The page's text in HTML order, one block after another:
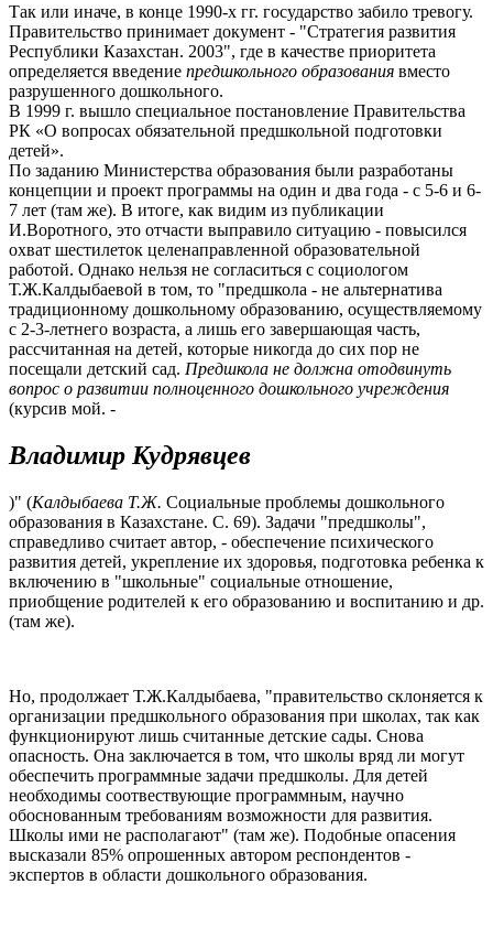
Так или иначе, в конце 1990-х гг. государство забило тревогу.
Правительство принимает документ - "Стратегия развития
Республики Казахстан. 2003", где в качестве приоритета
определяется введение предшкольного образования вместо
разрушенного дошкольного.
В 1999 г. вышло специальное постановление Правительства
РК «О вопросах обязательной предшкольной подготовки
детей».
По заданию Министерства образования были разработаны
концепции и проект программы на один и два года - с 5-6 и 6-
7 лет (там же). В итоге, как видим из публикации
И.Воротного, это отчасти выправило ситуацию - повысился
охват шестилеток целенаправленной образовательной
работой. Однако нельзя не согласиться с социологом
Т.Ж.Калдыбаевой в том, то "предшкола - не альтернатива
традиционному дошкольному образованию, осуществляемому
с 2-3-летнего возраста, а лишь его завершающая часть,
рассчитанная на детей, которые никогда до сих пор не
посещали детский сад. Предшкола не должна отодвинуть
вопрос о развитии полноценного дошкольного учреждения
(курсив мой. -
Владимир Кудрявцев
)" (Калдыбаева Т.Ж. Социальные проблемы дошкольного
образования в Казахстане. С. 69). Задачи "предшколы",
справедливо считает автор, - обеспечение психического
развития детей, укрепление их здоровья, подготовка ребенка к
включению в "школьные" социальные отношение,
приобщение родителей к его образованию и воспитанию и др.
(там же).
Но, продолжает Т.Ж.Калдыбаева, "правительство склоняется к
организации предшкольного образования при школах, так как
функционируют лишь считанные детские сады. Снова
опасность. Она заключается в том, что школы вряд ли могут
обеспечить программные задачи предшколы. Для детей
необходимы соотвествующие программным, научно
обоснованным требованиям возможности для развития.
Школы ими не располагают" (там же). Подобные опасения
высказали 85% опрошенных автором респондентов -
экспертов в области дошкольного образования.